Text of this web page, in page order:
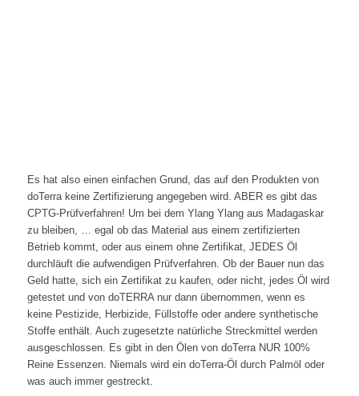
Es hat also einen einfachen Grund, das auf den Produkten von
doTerra keine Zertifizierung angegeben wird. ABER es gibt das
CPTG-Prüfverfahren! Um bei dem Ylang Ylang aus Madagaskar
zu bleiben, … egal ob das Material aus einem zertifizierten
Betrieb kommt, oder aus einem ohne Zertifikat, JEDES Öl
durchläuft die aufwendigen Prüfverfahren. Ob der Bauer nun das
Geld hatte, sich ein Zertifikat zu kaufen, oder nicht, jedes Öl wird
getestet und von doTERRA nur dann übernommen, wenn es
keine Pestizide, Herbizide, Füllstoffe oder andere synthetische
Stoffe enthält. Auch zugesetzte natürliche Streckmittel werden
ausgeschlossen. Es gibt in den Ölen von doTerra NUR 100%
Reine Essenzen. Niemals wird ein doTerra-Öl durch Palmöl oder
was auch immer gestreckt.